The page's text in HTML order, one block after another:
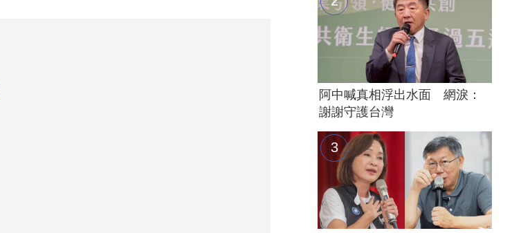
阿中喊真相浮出水面 網淚：
謝謝守護台灣